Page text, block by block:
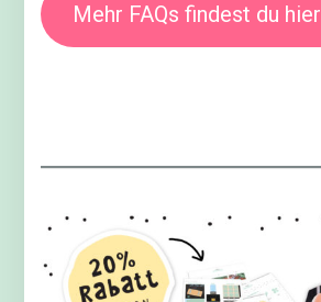
Mehr FAQs findest du hier